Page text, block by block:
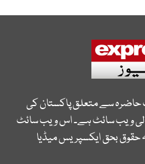
حاضرہ سے متعلق پاکستان کی
ویب سائٹ ہے۔ اس ویب سائٹ
حقوق بحق ایکسپریس میڈیا